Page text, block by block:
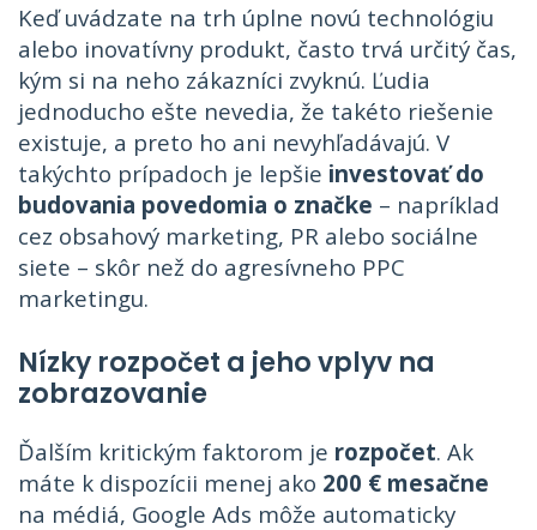
Keď uvádzate na trh úplne novú technológiu
alebo inovatívny produkt, často trvá určitý čas,
kým si na neho zákazníci zvyknú. Ľudia
jednoducho ešte nevedia, že takéto riešenie
existuje, a preto ho ani nevyhľadávajú. V
takýchto prípadoch je lepšie investovať do
budovania povedomia o značke – napríklad
cez obsahový marketing, PR alebo sociálne
siete – skôr než do agresívneho PPC
marketingu.
Nízky rozpočet a jeho vplyv na
zobrazovanie
Ďalším kritickým faktorom je rozpočet. Ak
máte k dispozícii menej ako 200 € mesačne
na médiá, Google Ads môže automaticky